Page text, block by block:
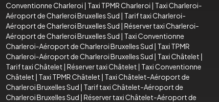
Conventionne Charleroi | Taxi TPMR Charleroi | Taxi Charleroi-
Aéroport de Charleroi Bruxelles Sud | Tarif taxi Charleroi-
Aéroport de Charleroi Bruxelles Sud | Réserver taxi Charleroi-
Aéroport de Charleroi Bruxelles Sud | Taxi Conventionne
Charleroi-Aéroport de Charleroi Bruxelles Sud | Taxi TPMR
Charleroi-Aéroport de Charleroi Bruxelles Sud | Taxi Châtelet |
Tarif taxi Châtelet | Réserver taxi Châtelet | Taxi Conventionne
Châtelet | Taxi TPMR Châtelet | Taxi Châtelet-Aéroport de
Charleroi Bruxelles Sud | Tarif taxi Châtelet-Aéroport de
Charleroi Bruxelles Sud | Réserver taxi Châtelet-Aéroport de